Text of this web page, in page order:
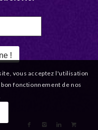
vous acceptez l'utilisation
fonctionnement de nos